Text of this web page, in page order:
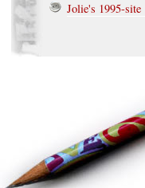
Jolie's 1995-site